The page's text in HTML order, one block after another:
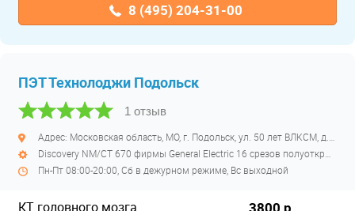
8 (495) 204-31-00
ПЭТ Технолоджи Подольск
1 отзыв
Пн-Пт 08:00-20:00, Сб в дежурном режиме, Вс выходной
КТ головного мозга